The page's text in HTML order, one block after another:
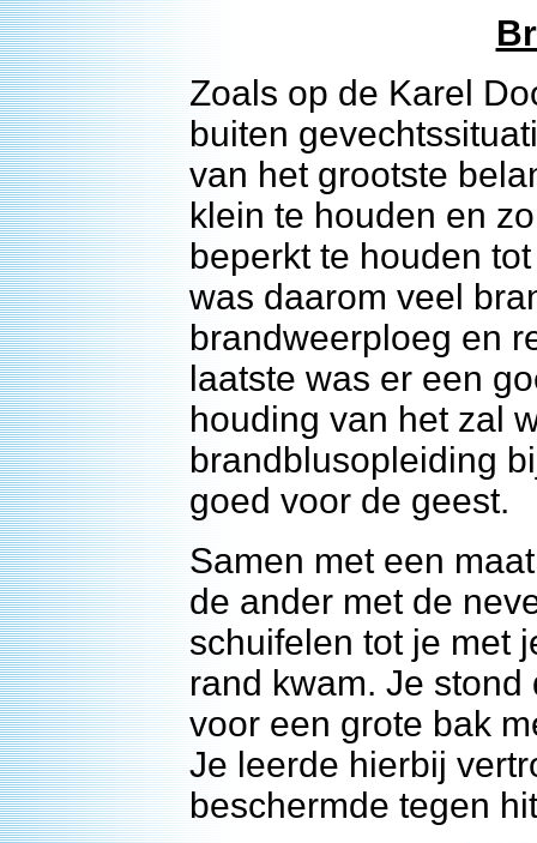
Zoals op de Karel
buiten
van het grootste
klein te houden en
beperkt te houden
was daarom veel
brandweerploeg en
laatste was er een
houding van het zal
brandblusopleiding
goed voor de geest.
Samen met een
de ander met de
schuifelen tot je met
rand kwam. Je
voor een grote bak
Je leerde hierbij
beschermde tegen